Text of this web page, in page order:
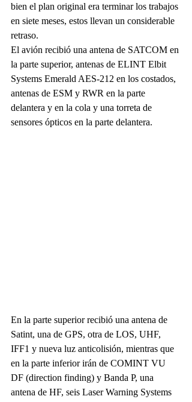
bien el plan original era terminar los trabajos
en siete meses, estos llevan un considerable
retraso.
El avión recibió una antena de SATCOM en
la parte superior, antenas de ELINT Elbit
Systems Emerald AES-212 en los costados,
antenas de ESM y RWR en la parte
delantera y en la cola y una torreta de
sensores ópticos en la parte delantera.
En la parte superior recibió una antena de
Satint, una de GPS, otra de LOS, UHF,
IFF1 y nueva luz anticolisión, mientras que
en la parte inferior irán de COMINT VU
DF (direction finding) y Banda P, una
antena de HF, seis Laser Warning Systems